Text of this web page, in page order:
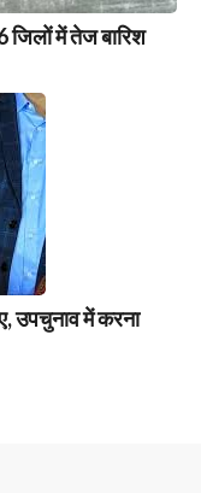
जिलों में तेज बारिश
उपचुनाव में करना